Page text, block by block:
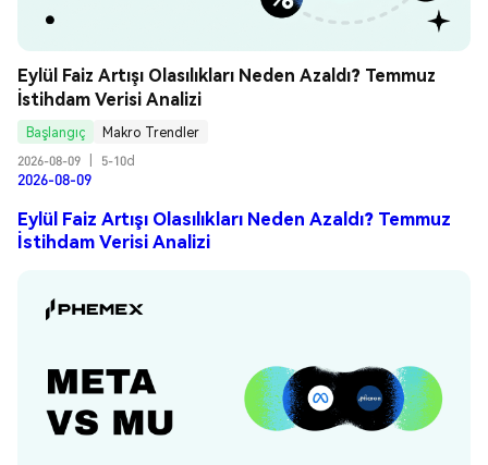
Eylül Faiz Artışı Olasılıkları Neden Azaldı? Temmuz
İstihdam Verisi Analizi
Başlangıç
Makro Trendler
2026-08-09
5-10d
2026-08-09
Eylül Faiz Artışı Olasılıkları Neden Azaldı? Temmuz
İstihdam Verisi Analizi